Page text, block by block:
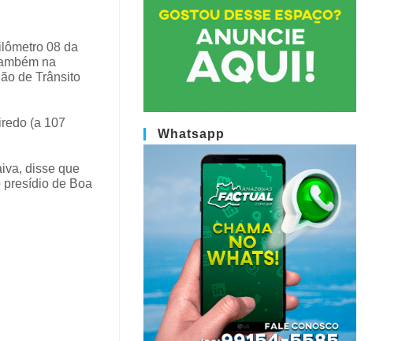
08 da
na
de Trânsito
(a 107
disse que
presídio de Boa
Whatsapp